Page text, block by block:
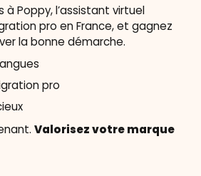
Poppy, l’assistant virtuel
pro en France, et gagnez
la bonne démarche.
pro
Valorisez votre marque